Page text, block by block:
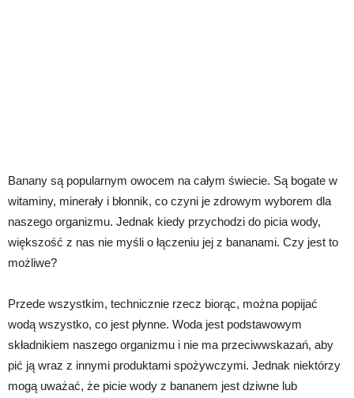
Banany są popularnym owocem na całym świecie. Są bogate w
witaminy, minerały i błonnik, co czyni je zdrowym wyborem dla
naszego organizmu. Jednak kiedy przychodzi do picia wody,
większość z nas nie myśli o łączeniu jej z bananami. Czy jest to
możliwe?
Przede wszystkim, technicznie rzecz biorąc, można popijać
wodą wszystko, co jest płynne. Woda jest podstawowym
składnikiem naszego organizmu i nie ma przeciwwskazań, aby
pić ją wraz z innymi produktami spożywczymi. Jednak niektórzy
mogą uważać, że picie wody z bananem jest dziwne lub